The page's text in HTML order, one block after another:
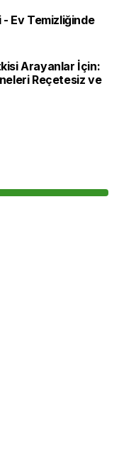
- Ev Temizliğinde
Arayanlar İçin:
Reçetesiz ve